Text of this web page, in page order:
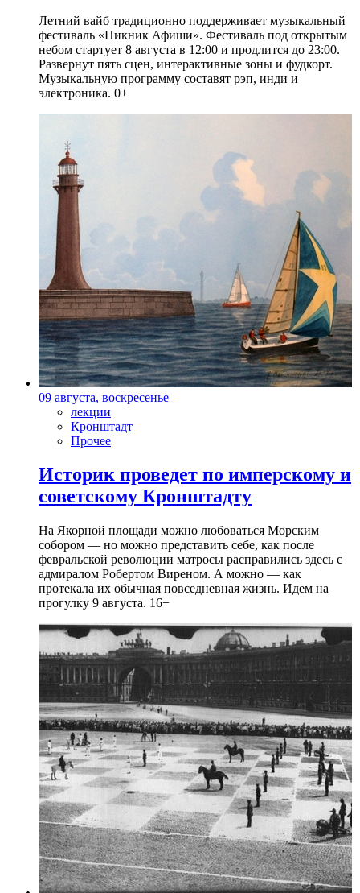
Летний вайб традиционно поддерживает музыкальный
фестиваль «Пикник Афиши». Фестиваль под открытым
небом стартует 8 августа в 12:00 и продлится до 23:00.
Развернут пять сцен, интерактивные зоны и фудкорт.
Музыкальную программу составят рэп, инди и
электроника. 0+
09 августа, воскресенье
лекции
Кронштадт
Прочее
Историк проведет по имперскому и
советскому Кронштадту
На Якорной площади можно любоваться Морским
собором — но можно представить себе, как после
февральской революции матросы расправились здесь с
адмиралом Робертом Виреном. А можно — как
протекала их обычная повседневная жизнь. Идем на
прогулку 9 августа. 16+